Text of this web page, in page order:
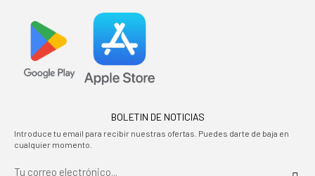
BOLETIN DE NOTICIAS
Introduce tu email para recibir nuestras ofertas. Puedes darte de baja en
cualquier momento.